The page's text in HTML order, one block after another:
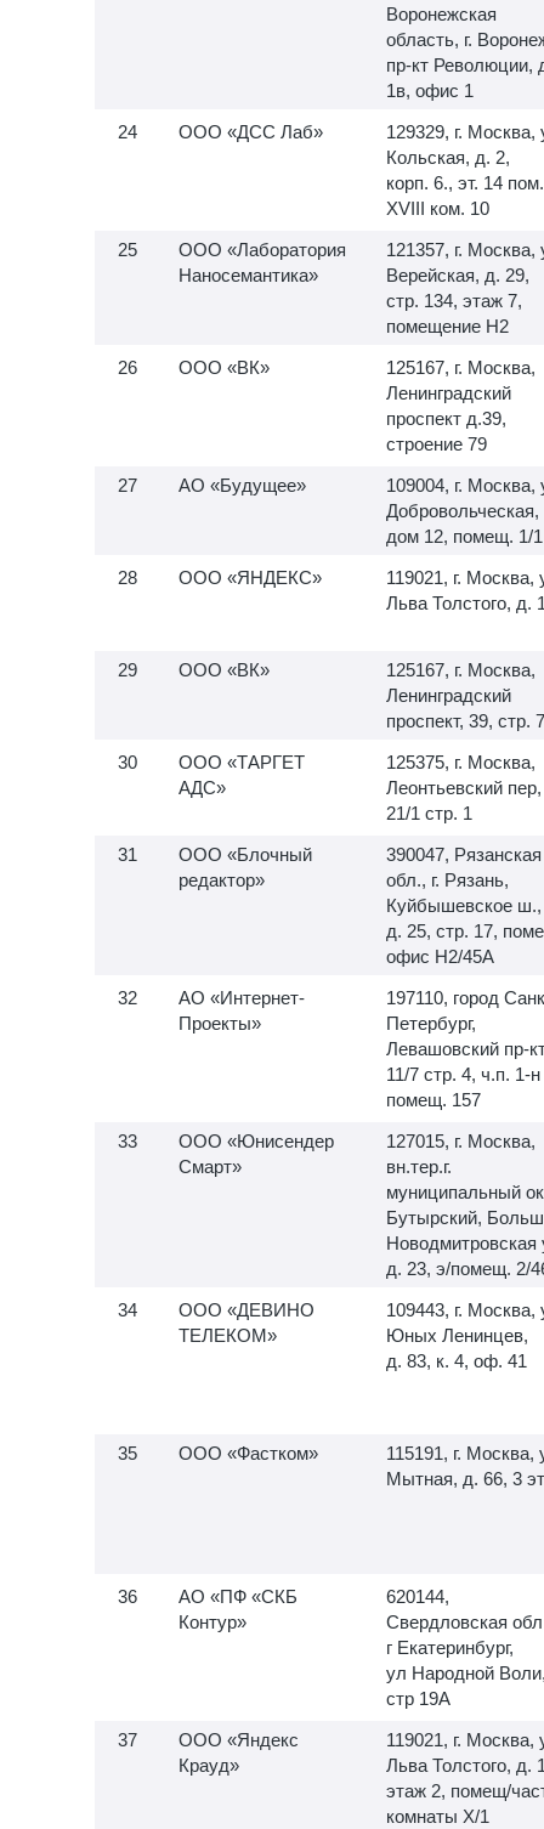
Воронежская
область, г.
пр-кт Революции,
1в, офис 1
ООО «ДСС Лаб»
129329, г. Москва,
Кольская, д. 2,
корп. 6., эт. 14 пом.
XVIII ком. 10
ООО «Лаборатория
Наносемантика»
121357, г. Москва,
Верейская, д. 29,
стр. 134, этаж 7,
помещение H2
ООО «ВК»
125167, г. Москва,
Ленинградский
проспект д.39,
строение 79
АО «Будущее»
109004, г. Москва,
Добровольческая,
дом 12, помещ. 1/1
ООО «ЯНДЕКС»
119021, г. Москва,
Льва Толстого, д.
ООО «ВК»
125167, г. Москва,
Ленинградский
проспект, 39, стр.
ООО «ТАРГЕТ
АДС»
125375, г. Москва,
Леонтьевский
21/1 стр. 1
ООО «Блочный
редактор»
390047, Рязанская
обл., г. Рязань,
Куйбышевское ш.,
д. 25, стр. 17,
офис H2/45A
АО «Интернет-
Проекты»
197110, город
Петербург,
Левашовский пр-
11/7 стр. 4, ч.п. 1-н
помещ. 157
ООО «Юнисендер
Смарт»
127015, г. Москва,
вн.тер.г.
муниципальный
Бутырский,
Новодмитровская
д. 23, э/помещ. 2/
ООО «ДЕВИНО
ТЕЛЕКОМ»
109443, г. Москва,
Юных Ленинцев,
д. 83, к. 4, оф. 41
ООО «Фастком»
115191, г. Москва,
Мытная, д. 66, 3
АО «ПФ «СКБ
Контур»
620144,
Свердловская
г Екатеринбург,
ул Народной
стр 19А
ООО «Яндекс
Крауд»
119021, г. Москва,
Льва Толстого, д.
этаж 2, помещ/
комнаты X/1